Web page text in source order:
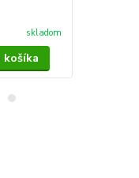
skladom
košíka